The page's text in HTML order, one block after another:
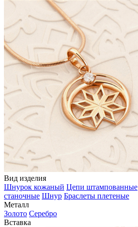
Вид изделия
Шнурок кожаный Цепи штампованные
станочные Шнур Браслеты плетеные
Металл
Золото Серебро
Вставка